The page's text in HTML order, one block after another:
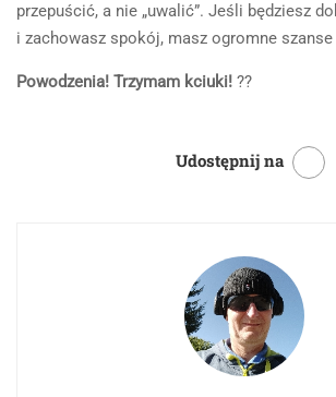
przepuścić, a nie „uwalić”. Jeśli będziesz
i zachowasz spokój, masz ogromne
Powodzenia! Trzymam kciuki! ??
Udostępnij na